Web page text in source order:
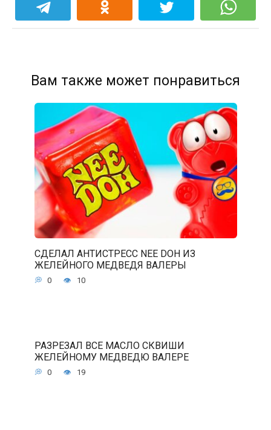
Вам также может понравиться
СДЕЛАЛ АНТИСТРЕСС NEE DOH ИЗ
ЖЕЛЕЙНОГО МЕДВЕДЯ ВАЛЕРЫ
0 10
РАЗРЕЗАЛ ВСЕ МАСЛО СКВИШИ
ЖЕЛЕЙНОМУ МЕДВЕДЮ ВАЛЕРЕ
0 19